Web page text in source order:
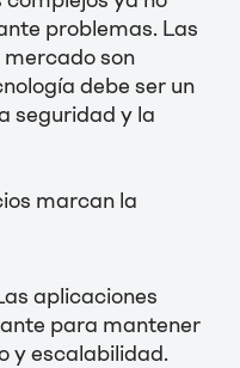
problemas. Las
son
debe ser un
seguridad y la
marcan la
aplicaciones
para mantener
y escalabilidad.